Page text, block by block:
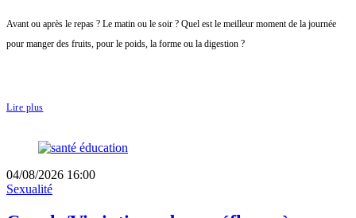
Avant ou après le repas ? Le matin ou le soir ? Quel est le meilleur moment de la journée
pour manger des fruits, pour le poids, la forme ou la digestion ?
Lire plus
04/08/2026 16:00
Sexualité